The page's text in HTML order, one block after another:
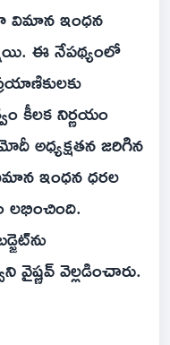
విమాన ఇంధన
ఈ నేపథ్యంలో
కీలక నిర్ణయం
అధ్యక్షతన జరిగిన
ఇంధన ధరల
లభించింది.
వైష్ణవ్ వెల్లడించారు.